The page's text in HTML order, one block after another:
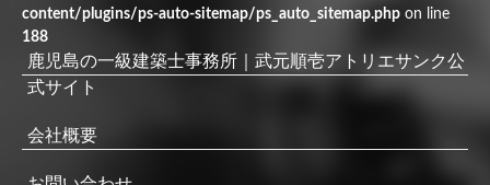
content/plugins/ps-auto-sitemap/ps_auto_sitemap.php on line
188
鹿児島の一級建築士事務所｜武元順壱アトリエサンク公
式サイト
会社概要